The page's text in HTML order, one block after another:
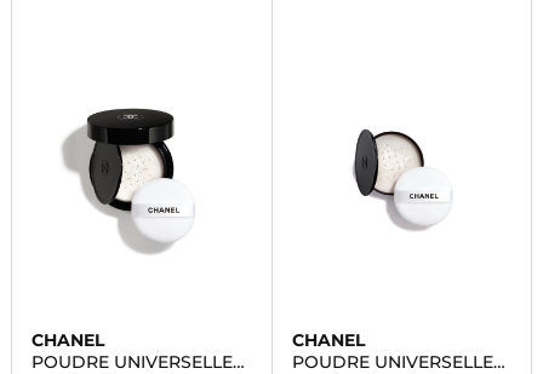
CHANEL
POUDRE UNIVERSELLE
CHANEL
POUDRE UNIVERSELLE